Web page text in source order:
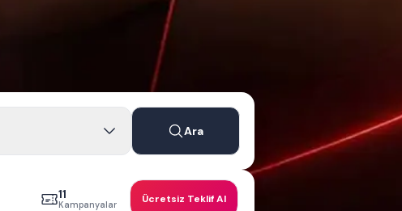
Ara
11
Kampanyalar Ücretsiz Teklif Al